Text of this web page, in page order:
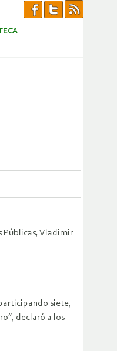
Públicas, Vladimir
siete,
declaró a los